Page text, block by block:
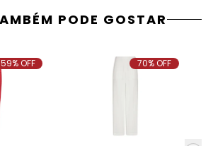
PODE GOSTAR
59% OFF 70% OFF